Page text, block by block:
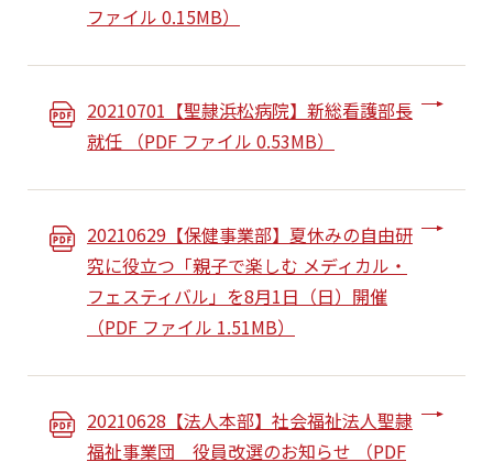
ファイル 0.15MB）
20210701【聖隷浜松病院】新総看護部長
就任 （PDF ファイル 0.53MB）
20210629【保健事業部】夏休みの自由研
究に役立つ「親子で楽しむ メディカル・
フェスティバル」を8月1日（日）開催
（PDF ファイル 1.51MB）
20210628【法人本部】社会福祉法人聖隷
福祉事業団 役員改選のお知らせ （PDF